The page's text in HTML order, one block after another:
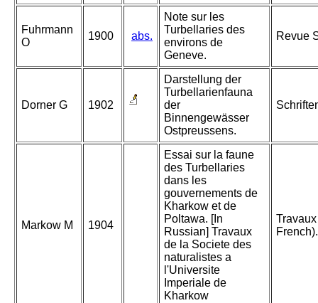
Fuhrmann
O
1900 abs.
Note sur les
Turbellaries des
environs de
Geneve.
Revue
Dorner G 1902
Darstellung der
Turbellarienfauna
der
Binnengewässer
Ostpreussens.
Markow M 1904
Essai sur la faune
des Turbellaries
dans les
gouvernements de
Kharkow et de
Poltawa. [In
Russian] Travaux
de la Societe des
naturalistes a
l'Universite
Imperiale de
Kharkow
French).